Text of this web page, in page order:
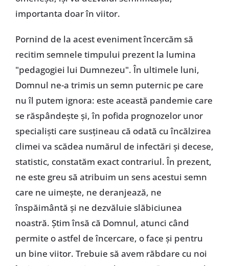
importanta doar în viitor.
Pornind de la acest eveniment încercăm să
recitim semnele timpului prezent la lumina
"pedagogiei lui Dumnezeu". În ultimele luni,
Domnul ne-a trimis un semn puternic pe care
nu îl putem ignora: este această pandemie care
se răspândește și, în pofida prognozelor unor
specialiști care susțineau că odată cu încălzirea
climei va scădea numărul de infectări și decese,
statistic, constatăm exact contrariul. În prezent,
ne este greu să atribuim un sens acestui semn
care ne uimește, ne deranjează, ne
înspăimântă și ne dezvăluie slăbiciunea
noastră. Știm însă că Domnul, atunci când
permite o astfel de încercare, o face și pentru
un bine viitor. Trebuie să avem răbdare cu noi